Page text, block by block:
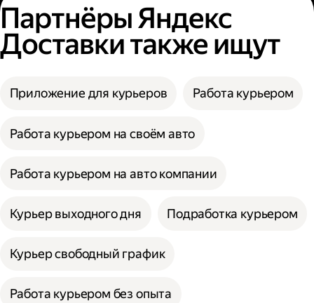
Партнёры Яндекс
Доставки также ищут
Приложение для курьеров Работа курьером
Работа курьером на своём авто
Работа курьером на авто компании
Курьер выходного дня Подработка курьером
Курьер свободный график
Работа курьером без опыта